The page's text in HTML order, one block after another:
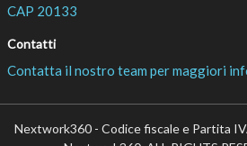
CAP 20133
Contatti
Contatta il nostro team per maggiori
Nextwork360 - Codice fiscale e Partita